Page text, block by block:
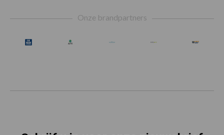
Onze brandpartners